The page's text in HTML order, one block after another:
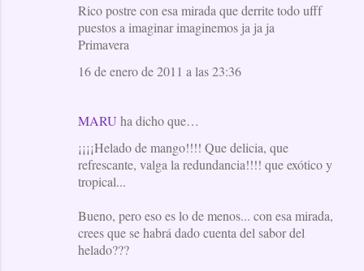
Rico postre con esa mirada que derrite todo ufff
puestos a imaginar imaginemos ja ja ja
Primavera
16 de enero de 2011 a las 23:36
MARU ha dicho que…
¡¡¡¡Helado de mango!!!! Que delicia, que
refrescante, valga la redundancia!!!! que exótico y
tropical...
Bueno, pero eso es lo de menos... con esa mirada,
crees que se habrá dado cuenta del sabor del
helado???